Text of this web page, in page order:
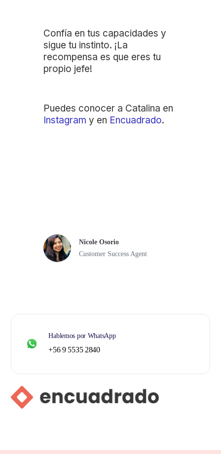
Confía en tus capacidades y
sigue tu instinto. ¡La
recompensa es que eres tu
propio jefe!
Puedes conocer a Catalina en
Instagram y en Encuadrado.
Nicole Osorio
Customer Success Agent
Hablemos por WhatsApp
+56 9 5535 2840